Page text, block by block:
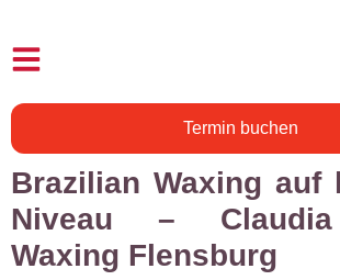
Termin buchen
Brazilian Waxing auf
Niveau –
Waxing Flensburg